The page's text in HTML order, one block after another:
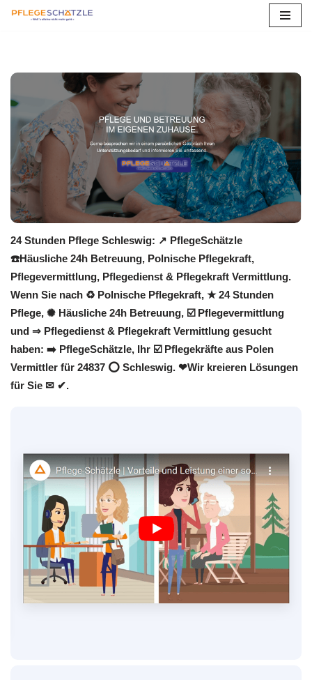
springen
24 Stunden Pflege Schleswig: ↗️ PflegeSchätzle
☎️Häusliche 24h Betreuung, Polnische Pflegekraft,
Pflegevermittlung, Pflegedienst & Pflegekraft Vermittlung.
Wenn Sie nach ♻ Polnische Pflegekraft, ★ 24 Stunden
Pflege, ✺ Häusliche 24h Betreuung, ☑️ Pflegevermittlung
und ⇒ Pflegedienst & Pflegekraft Vermittlung gesucht
haben: ➡️ PflegeSchätzle, Ihr ☑️ Pflegekräfte aus Polen
Vermittler für 24837 ⭕ Schleswig. ❤Wir kreieren Lösungen
für Sie ✉ ✔.